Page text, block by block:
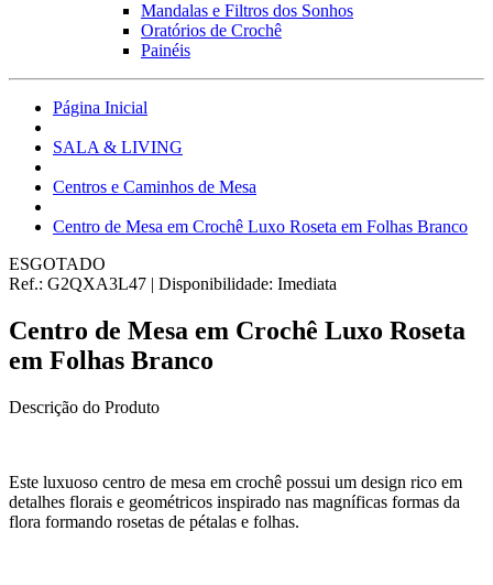
Mandalas e Filtros dos Sonhos
Oratórios de Crochê
Painéis
Página Inicial
SALA & LIVING
Centros e Caminhos de Mesa
Centro de Mesa em Crochê Luxo Roseta em Folhas Branco
ESGOTADO
Ref.: G2QXA3L47 | Disponibilidade: Imediata
Centro de Mesa em Crochê Luxo Roseta
em Folhas Branco
Descrição do Produto
Este luxuoso centro de mesa em crochê possui um design rico em
detalhes florais e geométricos inspirado nas magníficas formas da
flora formando rosetas de pétalas e folhas.